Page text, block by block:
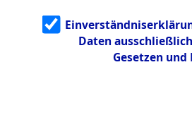
g
5.3.3
Todesmärsch
Daten
Gesetzen